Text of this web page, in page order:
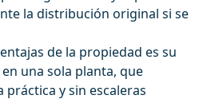
la distribución original si se
de la propiedad es su
una sola planta, que
y sin escaleras